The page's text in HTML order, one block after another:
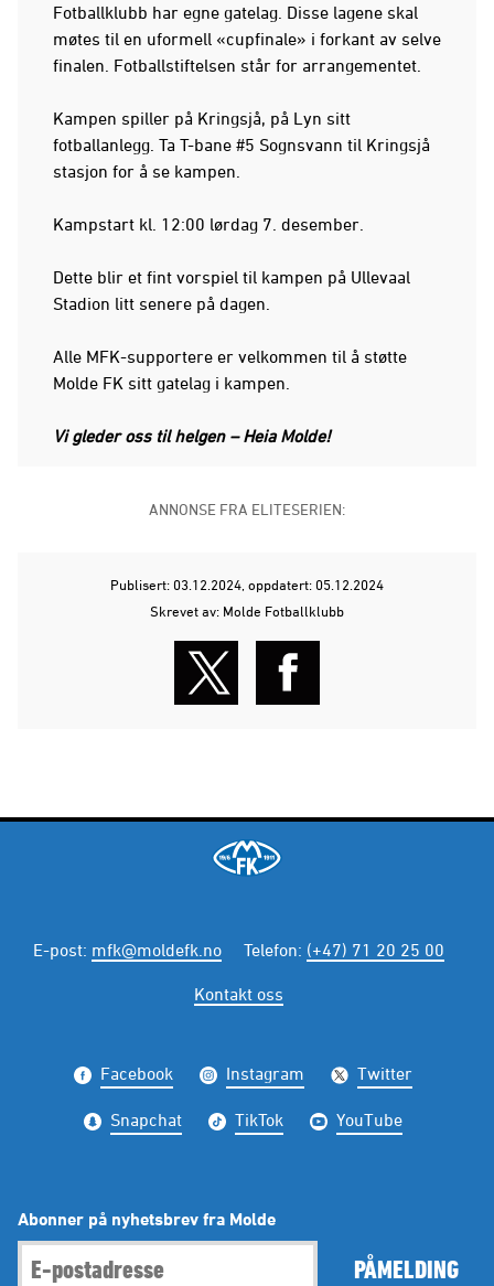
Fotballklubb har egne gatelag. Disse lagene skal
møtes til en uformell «cupfinale» i forkant av selve
finalen. Fotballstiftelsen står for arrangementet.
Kampen spiller på Kringsjå, på Lyn sitt
fotballanlegg. Ta T-bane #5 Sognsvann til Kringsjå
stasjon for å se kampen.
Kampstart kl. 12:00 lørdag 7. desember.
Dette blir et fint vorspiel til kampen på Ullevaal
Stadion litt senere på dagen.
Alle MFK-supportere er velkommen til å støtte
Molde FK sitt gatelag i kampen.
Vi gleder oss til helgen – Heia Molde!
ANNONSE FRA ELITESERIEN:
Publisert: 03.12.2024 , oppdatert: 05.12.2024
Skrevet av: Molde Fotballklubb
E-post: mfk@moldefk.no Telefon: (+47) 71 20 25 00
Kontakt oss
Facebook Instagram Twitter
Snapchat TikTok YouTube
Abonner på nyhetsbrev fra Molde
PÅMELDING